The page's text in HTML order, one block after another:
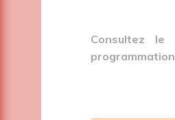
Consultez le